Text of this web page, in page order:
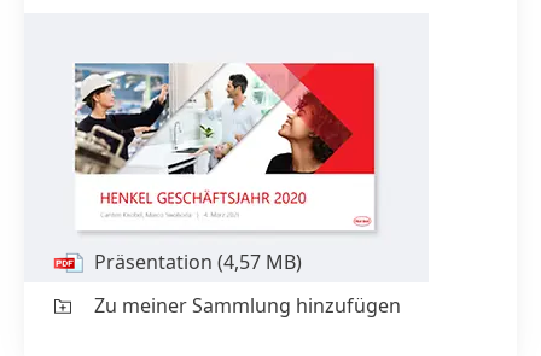
Präsentation
Carsten Knobel / Marco Swoboda
Telefonkonferenz
4. März 2021
Präsentation (4,57 MB)
Zu meiner Sammlung hinzufügen